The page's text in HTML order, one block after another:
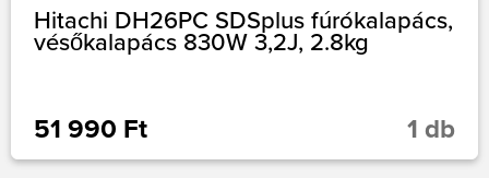
Hitachi DH26PC SDSplus fúrókalapács,
vésőkalapács 830W 3,2J, 2.8kg
51 990 Ft 1 db